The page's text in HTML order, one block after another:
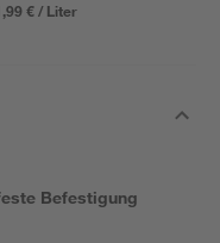
€ / Liter
Befestigung